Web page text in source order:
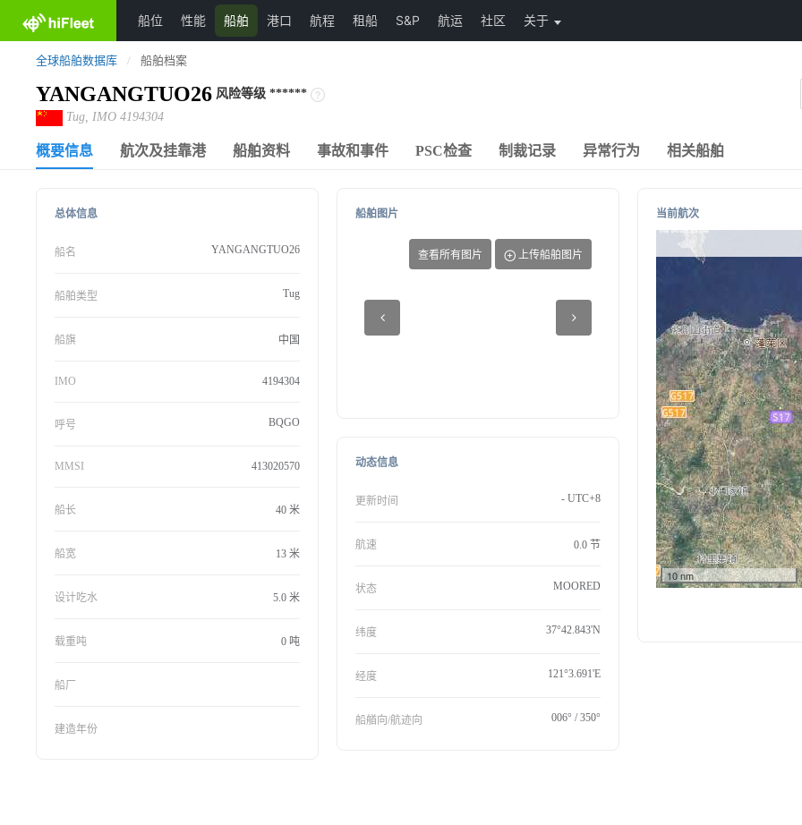
船位 性能 船舶 港口 航程 租船 S&P 航运 社区 关于
全球船舶数据库 / 船舶档案
YANGANGTUO26 风险等级 ******
Tug, IMO 4194304
概要信息 航次及挂靠港 船舶资料 事故和事件 PSC检查 制裁记录 异常行为 相关船舶
总体信息
船名 YANGANGTUO26
船舶类型 Tug
船旗 中国
IMO 4194304
呼号 BQGO
MMSI 413020570
船长 40 米
船宽 13 米
设计吃水 5.0 米
载重吨 0 吨
船厂
建造年份
船舶图片
查看所有图片 上传船舶图片
动态信息
更新时间 - UTC+8
航速 0.0 节
状态 MOORED
纬度 37°42.843'N
经度 121°3.691'E
船艏向/航迹向 006° / 350°
当前航次
10 nm